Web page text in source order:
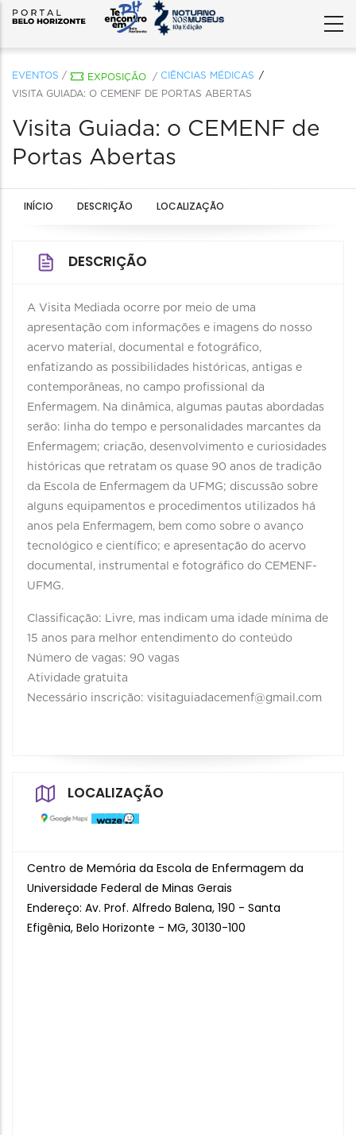
EVENTOS / EXPOSIÇÃO / CIÊNCIAS MÉDICAS
VISITA GUIADA: O CEMENF DE PORTAS ABERTAS
Visita Guiada: o CEMENF de
Portas Abertas
INÍCIO DESCRIÇÃO LOCALIZAÇÃO
DESCRIÇÃO
A Visita Mediada ocorre por meio de uma
apresentação com informações e imagens do nosso
acervo material, documental e fotográfico,
enfatizando as possibilidades históricas, antigas e
contemporâneas, no campo profissional da
Enfermagem. Na dinâmica, algumas pautas abordadas
serão: linha do tempo e personalidades marcantes da
Enfermagem; criação, desenvolvimento e curiosidades
históricas que retratam os quase 90 anos de tradição
da Escola de Enfermagem da UFMG; discussão sobre
alguns equipamentos e procedimentos utilizados há
anos pela Enfermagem, bem como sobre o avanço
tecnológico e científico; e apresentação do acervo
documental, instrumental e fotográfico do CEMENF-
UFMG.
Classificação: Livre, mas indicam uma idade mínima de
15 anos para melhor entendimento do conteúdo
Número de vagas: 90 vagas
Atividade gratuita
Necessário inscrição: visitaguiadacemenf@gmail.com
LOCALIZAÇÃO
Centro de Memória da Escola de Enfermagem da
Universidade Federal de Minas Gerais
Endereço: Av. Prof. Alfredo Balena, 190 - Santa
Efigênia, Belo Horizonte - MG, 30130-100